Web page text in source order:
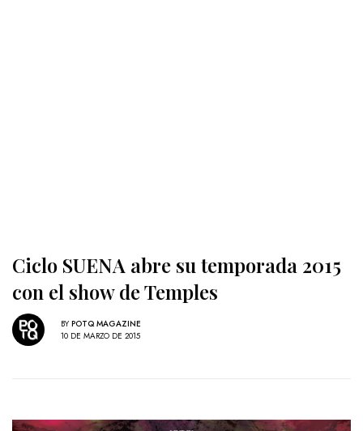
Ciclo SUENA abre su temporada 2015
con el show de Temples
BY POTQ MAGAZINE
10 DE MARZO DE 2015